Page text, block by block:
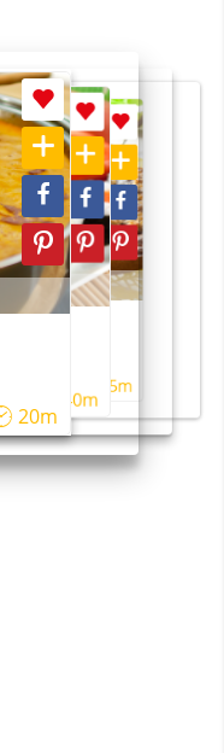
20m
40m
55m